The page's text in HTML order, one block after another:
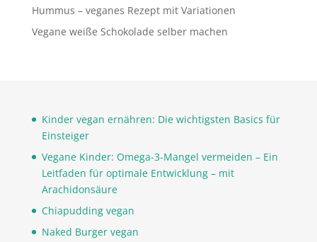
Hummus – veganes Rezept mit Variationen
Vegane weiße Schokolade selber machen
Kinder vegan ernähren: Die wichtigsten Basics für
Einsteiger
Vegane Kinder: Omega-3-Mangel vermeiden – Ein
Leitfaden für optimale Entwicklung – mit
Arachidonsäure
Chiapudding vegan
Naked Burger vegan